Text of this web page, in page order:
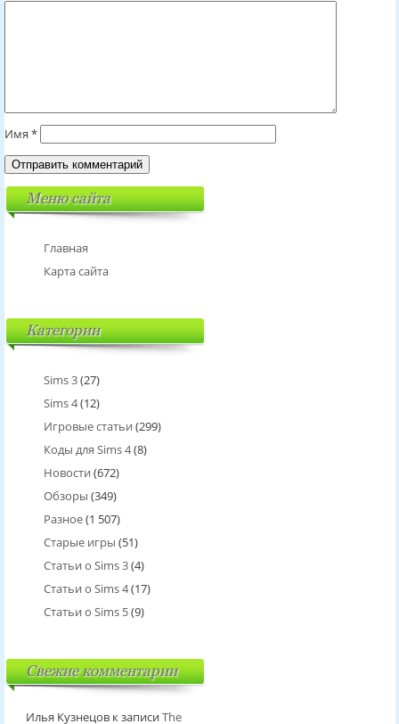
Имя *
Меню сайта
Главная
Карта сайта
Категории
Sims 3(27)
Sims 4(12)
Игровые статьи (299)
Коды для Sims 4(8)
Новости (672)
Обзоры (349)
Разное(1 507)
Старые игры (51)
Статьи о Sims 3(4)
Статьи о Sims 4(17)
Статьи о Sims 5(9)
Свежие комментарии
Илья Кузнецовк записиThe